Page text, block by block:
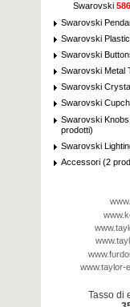
Swarovski
Swarovski
Swarovski
Swarovski
Swarovski Metal
Swarovski
Swarovski
Swarovski
prodotti)
Swarovski
Accessori (2
www.taylor-
Tasso di